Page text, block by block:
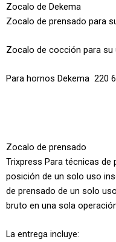
Zocalo de Dekema
Zocalo de prensado para
Zocalo de cocción para su
Para hornos Dekema 220
Zocalo de prensado
Trixpress Para técnicas de
posición de un solo uso
de prensado de un solo
bruto en una sola
La entrega incluye: